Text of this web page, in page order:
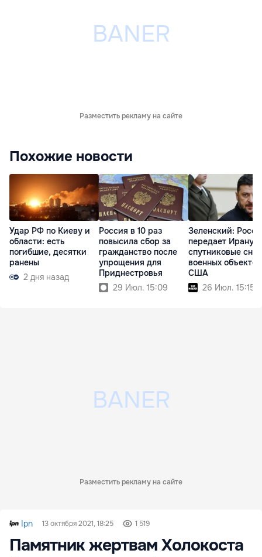
Разместить рекламу на сайте
Похожие новости
Удар РФ по Киеву и
области: есть
погибшие, десятки
ранены
2 дня назад
Россия в 10 раз
повысила сбор за
гражданство после
упрощения для
Приднестровья
29 Июл. 15:09
Зеленский:
передает Ирану
спутниковые
военных объектов
США
26 Июл. 15:15
Разместить рекламу на сайте
Ipn 13 октября 2021, 18:25 1 519
Памятник жертвам Холокоста